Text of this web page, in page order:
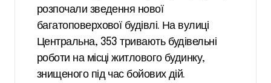
розпочали зведення нової
багатоповерхової будівлі. На вулиці
Центральна, 353 тривають будівельні
роботи на місці житлового будинку,
знищеного під час бойових дій.